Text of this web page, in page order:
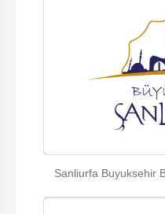
Sanliurfa Buyuksehir